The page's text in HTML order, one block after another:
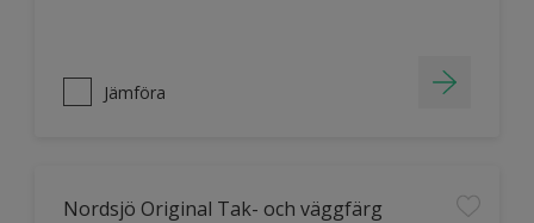
Jämföra
Nordsjö Original Tak- och väggfärg